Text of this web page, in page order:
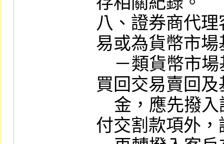
八、證券商代
易或為貨幣市
買回交易賣回
付交割款項外